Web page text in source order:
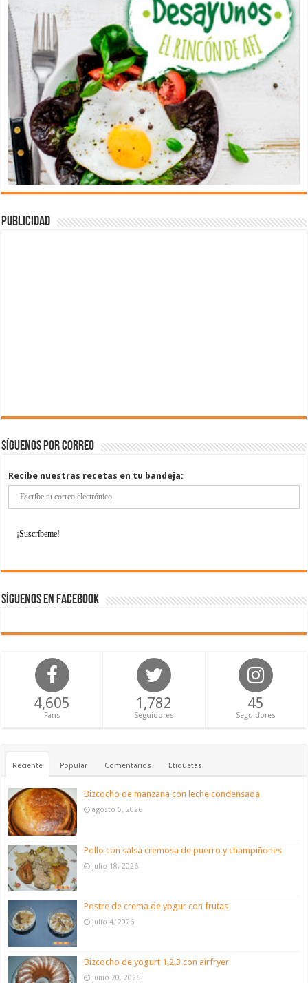
Publicidad
Síguenos por correo
Recibe nuestras recetas en tu bandeja:
Síguenos en Facebook
4,605
Fans
1,782
Seguidores
45
Seguidores
Reciente Popular Comentarios Etiquetas
Bizcocho de manzana con leche condensada
agosto 5, 2026
Pollo con salsa cremosa de puerro y champiñones
julio 18, 2026
Postre de crema de yogur con frutas
julio 4, 2026
Bizcocho de yogurt 1,2,3 con airfryer
junio 20, 2026